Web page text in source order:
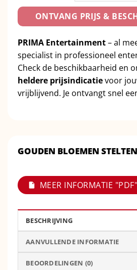
ONTVANG PRIJS &
PRIMA Entertainment– al
specialist in professioneel
Check de beschikbaarheid en
heldere prijsindicatievoor
vrijblijvend. Je ontvangt snel
GOUDEN BLOEMEN
MEER INFORMATIE "PDF"
BESCHRIJVING
AANVULLENDE INFORMATIE
BEOORDELINGEN (0)